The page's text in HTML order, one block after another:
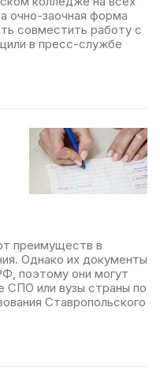
очно-заочная форма
совместить работу с
в пресс-службе
преимуществ в
Однако их документы
поэтому они могут
СПО или вузы страны по
Ставропольского